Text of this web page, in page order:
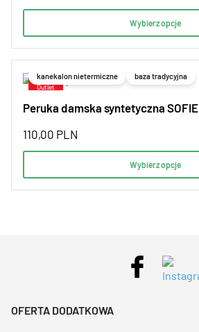
Wybierz opcje
kanekalon nietermiczne baza tradycyjna
Peruka damska syntetyczna SOFIE
110,00 PLN
Wybierz opcje
OFERTA DODATKOWA